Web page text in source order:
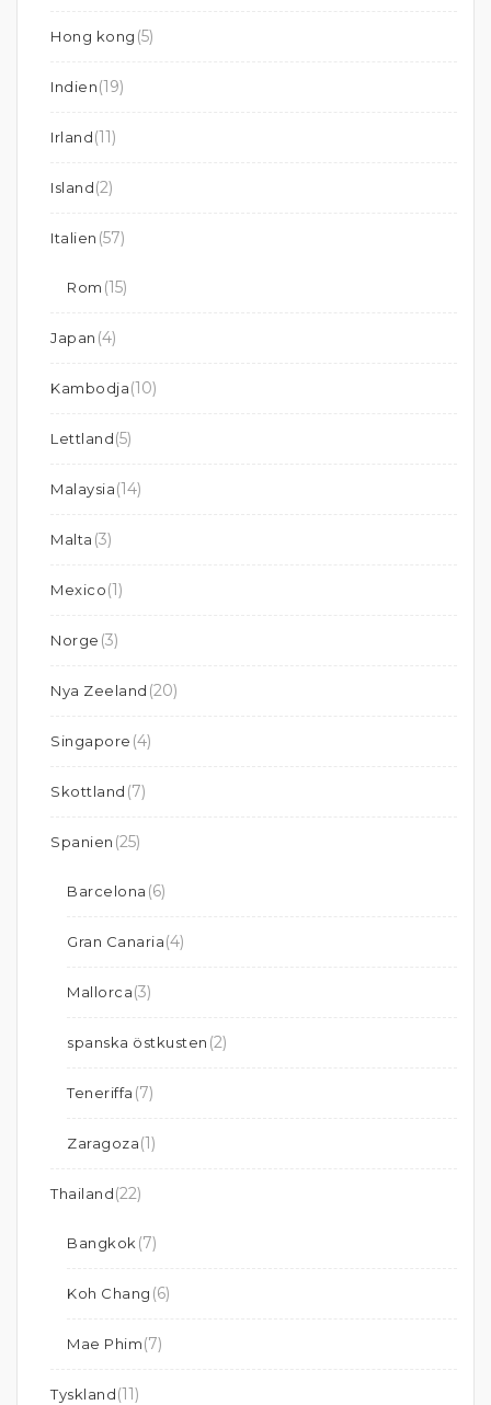
Hong kong (5)
Indien(19)
Irland(11)
Island(2)
Italien (57)
Rom (15)
Japan (4)
Kambodja(10)
Lettland(5)
Malaysia(14)
Malta (3)
Mexico(1)
Norge (3)
Nya Zeeland (20)
Singapore (4)
Skottland (7)
Spanien (25)
Barcelona (6)
Gran Canaria(4)
Mallorca(3)
spanska östkusten (2)
Teneriffa (7)
Zaragoza(1)
Thailand(22)
Bangkok (7)
Koh Chang (6)
Mae Phim(7)
Tyskland(11)